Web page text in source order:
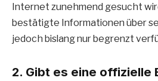
Internet zunehmend gesucht
bestätigte Informationen über
jedoch bislang nur begrenzt
2. Gibt es eine offizielle